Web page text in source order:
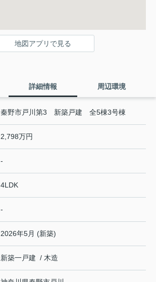
地図アプリで見る
詳細情報 周辺環境
秦野市戸川第3 新築戸建 全5棟3号棟
2,798万円
-
4LDK
-
2026年5月 (新築)
新築一戸建 / 木造